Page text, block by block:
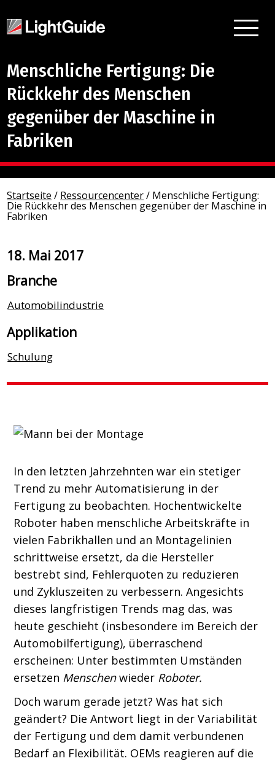
Menschliche Fertigung: Die
Rückkehr des Menschen
gegenüber der Maschine in
Fabriken
Startseite / Ressourcencenter/ Menschliche Fertigung:
Die Rückkehr des Menschen gegenüber der Maschine in
Fabriken
18. Mai 2017
Branche
Automobilindustrie
Applikation
Schulung
In den letzten Jahrzehnten war ein stetiger
Trend zu mehr Automatisierung in der
Fertigung zu beobachten. Hochentwickelte
Roboter haben menschliche Arbeitskräfte in
vielen Fabrikhallen und an Montagelinien
schrittweise ersetzt, da die Hersteller
bestrebt sind, Fehlerquoten zu reduzieren
und Zykluszeiten zu verbessern. Angesichts
dieses langfristigen Trends mag das, was
heute geschieht (insbesondere im Bereich der
Automobilfertigung), überraschend
erscheinen: Unter bestimmten Umständen
ersetzen Menschenwieder Roboter.
Doch warum gerade jetzt? Was hat sich
geändert? Die Antwort liegt in der Variabilität
der Fertigung und dem damit verbundenen
Bedarf an Flexibilität. OEMs reagieren auf die